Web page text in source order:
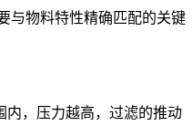
与物料特性精确匹配的关键
内，压力越高，过滤的推动